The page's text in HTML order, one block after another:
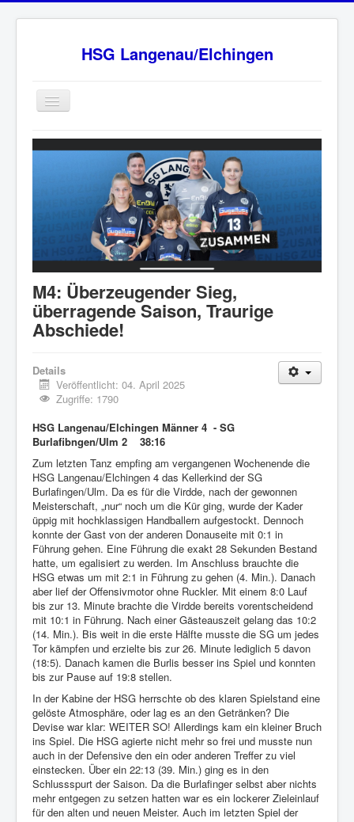
HSG Langenau/Elchingen
Home
BW Oberliga Staffel 2
Sponsoren
HSG - Fanshop
News
Ansprechpartner
Impressum
M4: Überzeugender Sieg,
überragende Saison, Traurige
Abschiede!
Details
Veröffentlicht: 04. April 2025
Zugriffe: 1790
HSG Langenau/Elchingen Männer 4 - SG
Burlafibngen/Ulm 2 38:16
Zum letzten Tanz empfing am vergangenen Wochenende die
HSG Langenau/Elchingen 4 das Kellerkind der SG
Burlafingen/Ulm. Da es für die Virdde, nach der gewonnen
Meisterschaft, „nur“ noch um die Kür ging, wurde der Kader
üppig mit hochklassigen Handballern aufgestockt. Dennoch
konnte der Gast von der anderen Donauseite mit 0:1 in
Führung gehen. Eine Führung die exakt 28 Sekunden Bestand
hatte, um egalisiert zu werden. Im Anschluss brauchte die
HSG etwas um mit 2:1 in Führung zu gehen (4. Min.). Danach
aber lief der Offensivmotor ohne Ruckler. Mit einem 8:0 Lauf
bis zur 13. Minute brachte die Virdde bereits vorentscheidend
mit 10:1 in Führung. Nach einer Gästeauszeit gelang das 10:2
(14. Min.). Bis weit in die erste Hälfte musste die SG um jedes
Tor kämpfen und erzielte bis zur 26. Minute lediglich 5 davon
(18:5). Danach kamen die Burlis besser ins Spiel und konnten
bis zur Pause auf 19:8 stellen.
In der Kabine der HSG herrschte ob des klaren Spielstand eine
gelöste Atmosphäre, oder lag es an den Getränken? Die
Devise war klar: WEITER SO! Allerdings kam ein kleiner Bruch
ins Spiel. Die HSG agierte nicht mehr so frei und musste nun
auch in der Defensive den ein oder anderen Treffer zu viel
einstecken. Über ein 22:13 (39. Min.) ging es in den
Schlussspurt der Saison. Da die Burlafinger selbst aber nichts
mehr entgegen zu setzen hatten war es ein lockerer Zieleinlauf
für den alten und neuen Meister. Auch im letzten Spiel der